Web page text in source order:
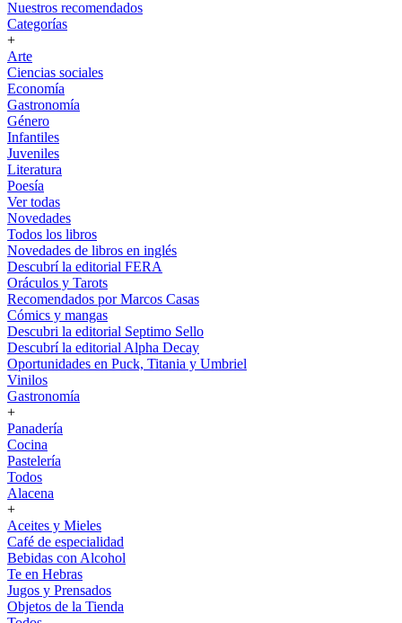
Nuestros recomendados
Categorías
+
Arte
Ciencias sociales
Economía
Gastronomía
Género
Infantiles
Juveniles
Literatura
Poesía
Ver todas
Novedades
Todos los libros
Novedades de libros en inglés
Descubrí la editorial FERA
Oráculos y Tarots
Recomendados por Marcos Casas
Cómics y mangas
Descubri la editorial Septimo Sello
Descubrí la editorial Alpha Decay
Oportunidades en Puck, Titania y Umbriel
Vinilos
Gastronomía
+
Panadería
Cocina
Pastelería
Todos
Alacena
+
Aceites y Mieles
Café de especialidad
Bebidas con Alcohol
Te en Hebras
Jugos y Prensados
Objetos de la Tienda